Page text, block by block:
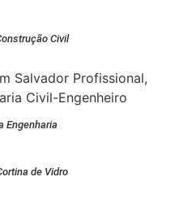
Civil
Engenharia
de Vidro